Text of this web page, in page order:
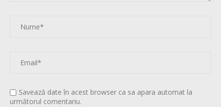
Savează date în acest browser ca sa apara automat la
următorul comentariu.